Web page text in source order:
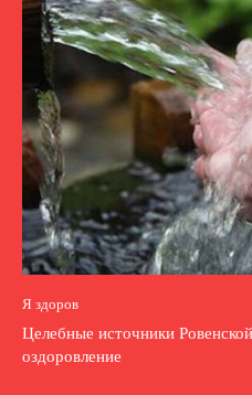
Я здоров
Целебные источники
оздоровление